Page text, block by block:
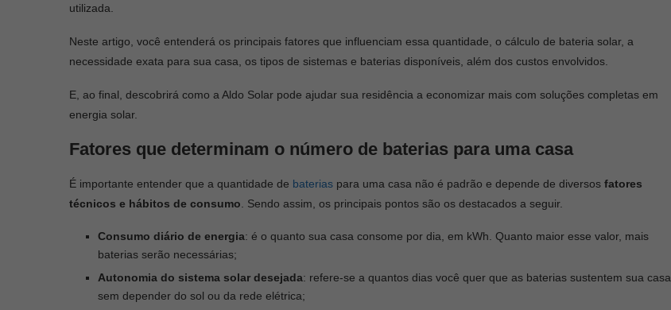
utilizada.
Neste artigo, você entenderá os principais fatores que influenciam essa quantidade, o cálculo de bateria solar, a
necessidade exata para sua casa, os tipos de sistemas e baterias disponíveis, além dos custos envolvidos.
E, ao final, descobrirá como a Aldo Solar pode ajudar sua residência a economizar mais com soluções completas em
energia solar.
Fatores que determinam o número de baterias para uma casa
É importante entender que a quantidade de baterias para uma casa não é padrão e depende de diversos fatores
técnicos e hábitos de consumo . Sendo assim, os principais pontos são os destacados a seguir.
Consumo diário de energia: é o quanto sua casa consome por dia, em kWh. Quanto maior esse valor, mais
baterias serão necessárias;
Autonomia do sistema solar desejada: refere-se a quantos dias você quer que as baterias sustentem sua casa
sem depender do sol ou da rede elétrica;